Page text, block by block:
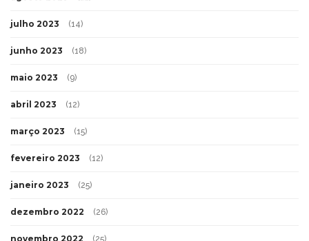
julho 2023 (14)
junho 2023 (18)
maio 2023 (9)
abril 2023 (12)
março 2023 (15)
fevereiro 2023 (12)
janeiro 2023 (25)
dezembro 2022 (26)
novembro 2022 (25)